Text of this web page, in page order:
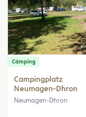
Cámping
Campingplatz
Neumagen-Dhron
Neumagen-Dhron